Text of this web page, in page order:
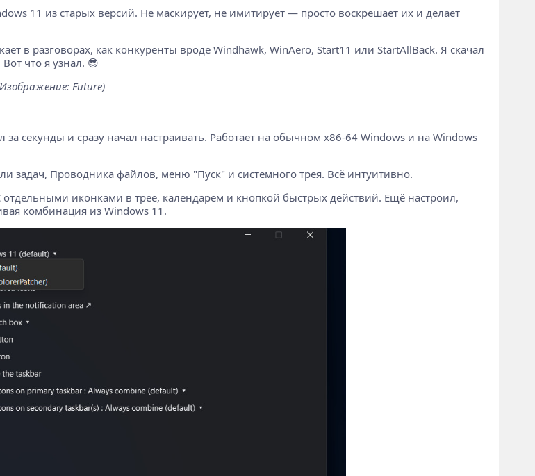
11 из старых версий. Не маскирует, не имитирует — просто воскрешает их и делает
в разговорах, как конкуренты вроде Windhawk, WinAero, Start11 или StartAllBack. Я скачал
что я узнал. 😎
Future)
секунды и сразу начал настраивать. Работает на обычном x86-64 Windows и на Windows
задач, Проводника файлов, меню "Пуск" и системного трея. Всё интуитивно.
иконками в трее, календарем и кнопкой быстрых действий. Ещё настроил,
комбинация из Windows 11.